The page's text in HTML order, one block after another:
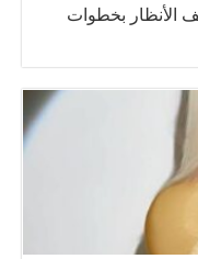
الأنظار بخطوات